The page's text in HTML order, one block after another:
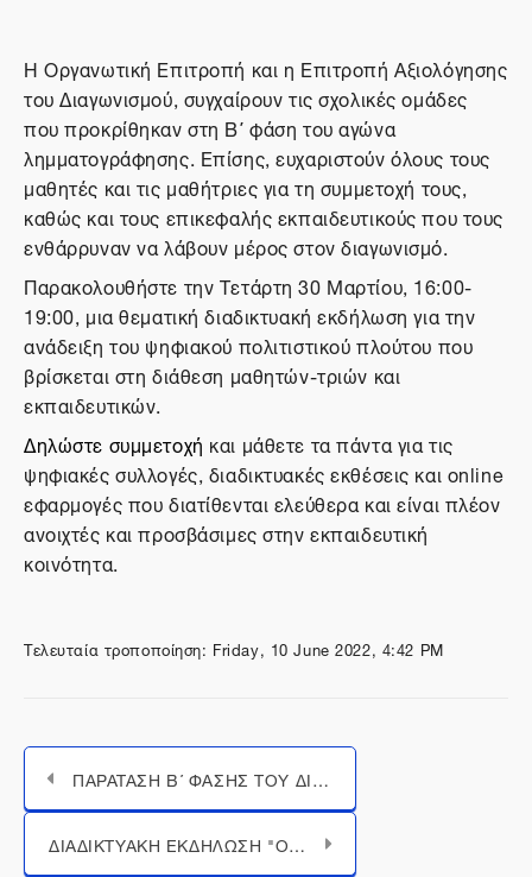
Η Οργανωτική Επιτροπή και η Επιτροπή Αξιολόγησης
του Διαγωνισμού, συγχαίρουν τις σχολικές ομάδες
που προκρίθηκαν στη Β΄ φάση του αγώνα
λημματογράφησης. Επίσης, ευχαριστούν όλους τους
μαθητές και τις μαθήτριες για τη συμμετοχή τους,
καθώς και τους επικεφαλής εκπαιδευτικούς που τους
ενθάρρυναν να λάβουν μέρος στον διαγωνισμό.
Παρακολουθήστε την Τετάρτη 30 Μαρτίου, 16:00-
19:00, μια θεματική διαδικτυακή εκδήλωση για την
ανάδειξη του ψηφιακού πολιτιστικού πλούτου που
βρίσκεται στη διάθεση μαθητών-τριών και
εκπαιδευτικών.
Δηλώστε συμμετοχή και μάθετε τα πάντα για τις
ψηφιακές συλλογές, διαδικτυακές εκθέσεις και online
εφαρμογές που διατίθενται ελεύθερα και είναι πλέον
ανοιχτές και προσβάσιμες στην εκπαιδευτική
κοινότητα.
Τελευταία τροποποίηση: Friday, 10 June 2022, 4:42 PM
ΠΑΡΑΤΑΣΗ Β΄ ΦΑΣΗΣ ΤΟΥ ΔΙΑΓΩΝΙΣΜΟΥ WIKIPEDIA CHALLENGE: ΓΙΝΕ ΕΝΑΣ ΣΥΓΧΡΟΝΟΣ ΕΓΚΥΚΛΟΠΑΙΔΙΣΤΗΣ ΕΩΣ ΤΗΝ ΤΕΤΑΡΤΗ 25/05/2022
Μεταπήδηση σε...
ΔΙΑΔΙΚΤΥΑΚΗ ΕΚΔΗΛΩΣΗ "Ο ΨΗΦΙΑΚΟΣ ΠΟΛΙΤΙΣΜΟΣ ΣΤΑ ΧΕΡΙΑ ΤΗΣ ΕΚΠΑΙΔΕΥΣΗΣ"- 30/03/2022 | 16:00-18:30